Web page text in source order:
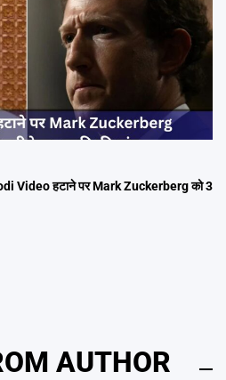
Video हटाने पर Mark Zuckerberg को 3
AUTHOR